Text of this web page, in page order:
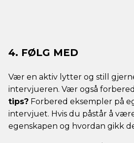
4. FØLG MED
Vær en aktiv lytter og still
intervjueren. Vær også
tips? Forbered eksempler på
intervjuet. Hvis du påstår å
egenskapen og hvordan gikk